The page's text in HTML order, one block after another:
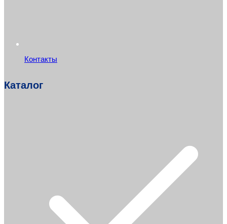
Контакты
Каталог